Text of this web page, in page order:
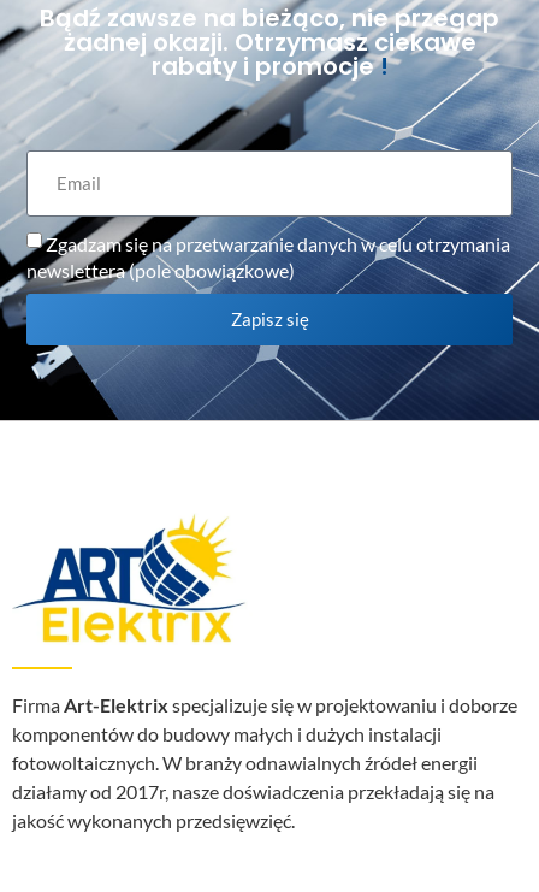
Bądź zawsze na bieżąco, nie przegap
żadnej okazji. Otrzymasz ciekawe
rabaty i promocje!
Zgadzam się na przetwarzanie danych w celu otrzymania
newslettera (pole obowiązkowe)
Zapisz się
FirmaArt-Elektrix specjalizuje się w projektowaniu i doborze
komponentów do budowy małych i dużych instalacji
fotowoltaicznych. W branży odnawialnych źródeł energii
działamy od 2017r, nasze doświadczenia przekładają się na
jakość wykonanych przedsięwzięć.